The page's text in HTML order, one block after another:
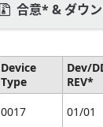
合意* & ダウ
Device
Type
Dev/
REV*
0017 01/01